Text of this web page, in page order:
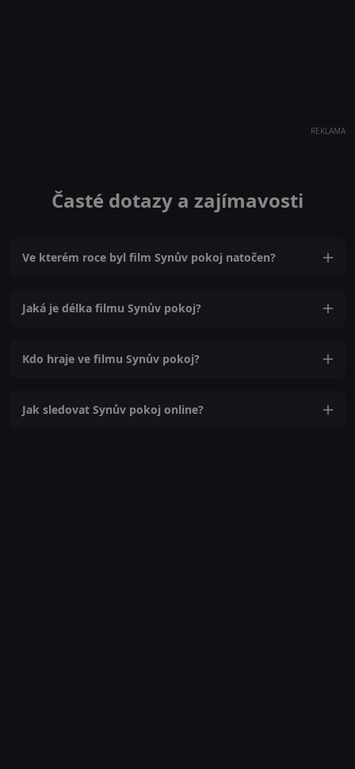
REKLAMA
Časté dotazy a zajímavosti
Ve kterém roce byl film Synův pokoj natočen?
Jaká je délka filmu Synův pokoj?
Kdo hraje ve filmu Synův pokoj?
Jak sledovat Synův pokoj online?